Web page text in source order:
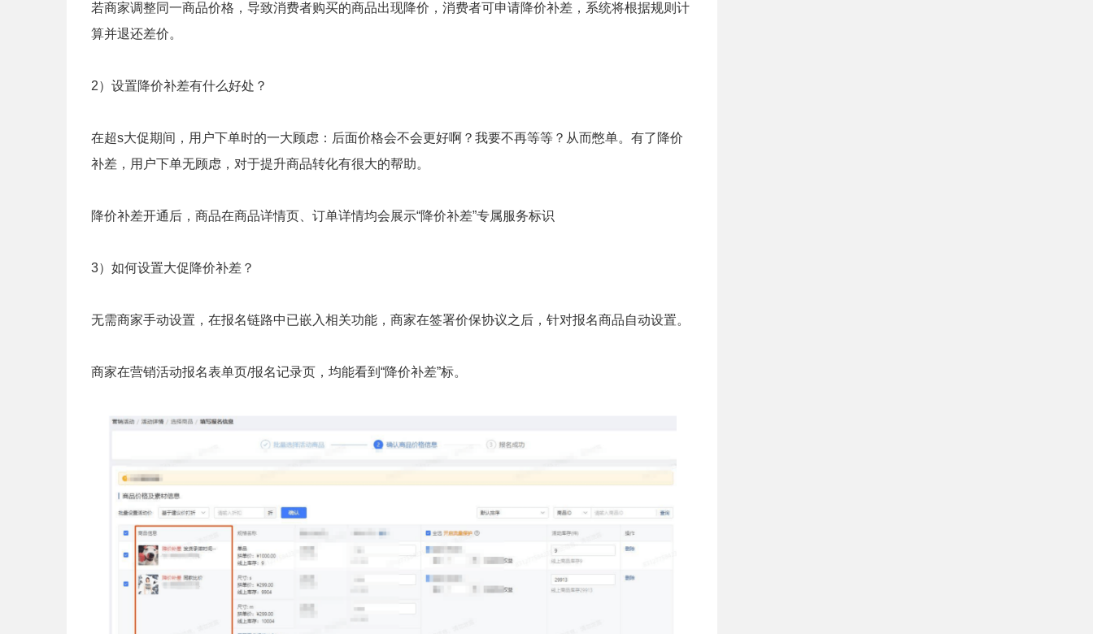
若商家调整同一商品价格，导致消费者购买的商品出现降价，消费者可申请降价补差，系统将根据规则计
算并退还差价。
2）设置降价补差有什么好处？
在超s大促期间，用户下单时的一大顾虑：后面价格会不会更好啊？我要不再等等？从而憋单。有了降价
补差，用户下单无顾虑，对于提升商品转化有很大的帮助。
降价补差开通后，商品在商品详情页、订单详情均会展示“降价补差”专属服务标识
3）如何设置大促降价补差？
无需商家手动设置，在报名链路中已嵌入相关功能，商家在签署价保协议之后，针对报名商品自动设置。
商家在营销活动报名表单页/报名记录页，均能看到“降价补差”标。